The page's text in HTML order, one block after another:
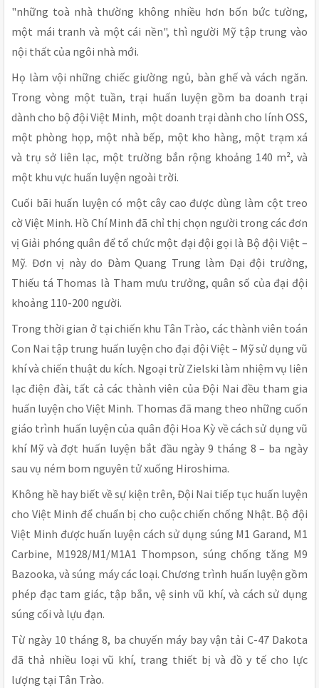
"những toà nhà thường không nhiều hơn bốn bức tường,
một mái tranh và một cái nền", thì người Mỹ tập trung vào
nội thất của ngôi nhà mới.
Họ làm vội những chiếc giường ngủ, bàn ghế và vách ngăn.
Trong vòng một tuần, trại huấn luyện gồm ba doanh trại
dành cho bộ đội Việt Minh, một doanh trại dành cho lính OSS,
một phòng họp, một nhà bếp, một kho hàng, một trạm xá
và trụ sở liên lạc, một trường bắn rộng khoảng 140 m², và
một khu vực huấn luyện ngoài trời.
Cuối bãi huấn luyện có một cây cao được dùng làm cột treo
cờ Việt Minh. Hồ Chí Minh đã chỉ thị chọn người trong các đơn
vị Giải phóng quân để tổ chức một đại đội gọi là Bộ đội Việt –
Mỹ. Đơn vị này do Đàm Quang Trung làm Đại đội trưởng,
Thiếu tá Thomas là Tham mưu trưởng, quân số của đại đội
khoảng 110-200 người.
Trong thời gian ở tại chiến khu Tân Trào, các thành viên toán
Con Nai tập trung huấn luyện cho đại đội Việt – Mỹ sử dụng vũ
khí và chiến thuật du kích. Ngoại trừ Zielski làm nhiệm vụ liên
lạc điện đài, tất cả các thành viên của Đội Nai đều tham gia
huấn luyện cho Việt Minh. Thomas đã mang theo những cuốn
giáo trình huấn luyện của quân đội Hoa Kỳ về cách sử dụng vũ
khí Mỹ và đợt huấn luyện bắt đầu ngày 9 tháng 8 – ba ngày
sau vụ ném bom nguyên tử xuống Hiroshima.
Không hề hay biết về sự kiện trên, Đội Nai tiếp tục huấn luyện
cho Việt Minh để chuẩn bị cho cuộc chiến chống Nhật. Bộ đội
Việt Minh được huấn luyện cách sử dụng súng M1 Garand, M1
Carbine, M1928/M1/M1A1 Thompson, súng chống tăng M9
Bazooka, và súng máy các loại. Chương trình huấn luyện gồm
phép đạc tam giác, tập bắn, vệ sinh vũ khí, và cách sử dụng
súng cối và lựu đạn.
Từ ngày 10 tháng 8, ba chuyến máy bay vận tải C-47 Dakota
đã thả nhiều loại vũ khí, trang thiết bị và đồ y tế cho lực
lượng tại Tân Trào.